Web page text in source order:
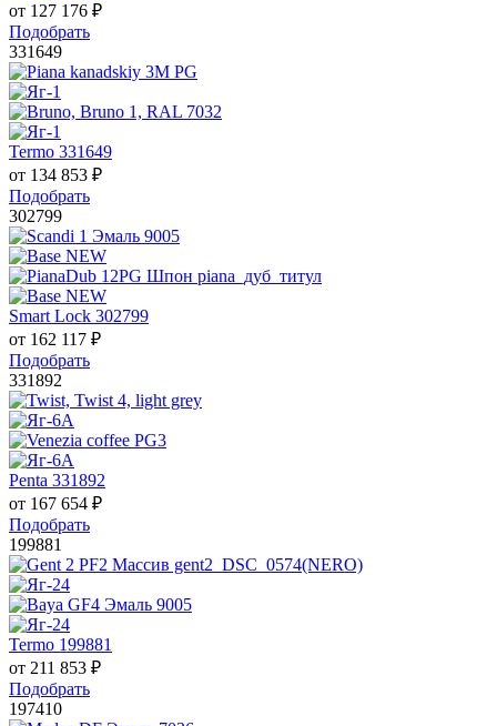
от 127 176 ₽
Подобрать
331649
Termo 331649
от 134 853 ₽
Подобрать
302799
Smart Lock 302799
от 162 117 ₽
Подобрать
331892
Penta 331892
от 167 654 ₽
Подобрать
199881
Termo 199881
от 211 853 ₽
Подобрать
197410